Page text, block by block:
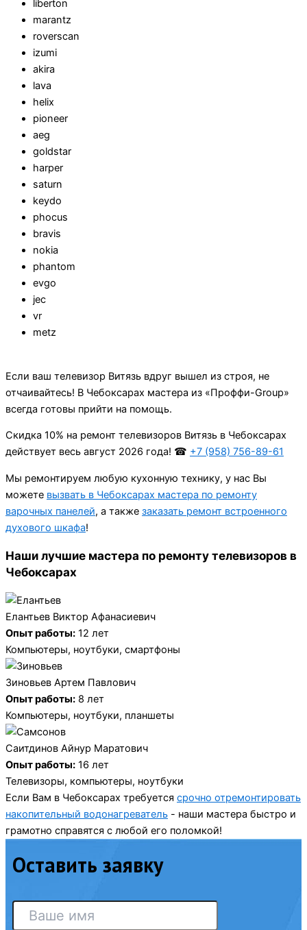
liberton
marantz
roverscan
izumi
akira
lava
helix
pioneer
aeg
goldstar
harper
saturn
keydo
phocus
bravis
nokia
phantom
evgo
jec
vr
metz
Если ваш телевизор Витязь вдруг вышел из строя, не
отчаивайтесь! В Чебоксарах мастера из «Проффи-Group»
всегда готовы прийти на помощь.
Cкидка 10% на ремонт телевизоров Витязь в Чебоксарах
действует весь август 2026 года! ☎ +7 (958) 756-89-61
Мы ремонтируем любую кухонную технику, у нас Вы
можете вызвать в Чебоксарах мастера по ремонту
варочных панелей, а также заказать ремонт встроенного
духового шкафа!
Наши лучшие мастера по ремонту телевизоров в
Чебоксарах
Елантьев Виктор Афанасиевич
Опыт работы: 12 лет
Компьютеры, ноутбуки, смартфоны
Зиновьев Артем Павлович
Опыт работы: 8 лет
Компьютеры, ноутбуки, планшеты
Саитдинов Айнур Маратович
Опыт работы: 16 лет
Телевизоры, компьютеры, ноутбуки
Если Вам в Чебоксарах требуется срочно отремонтировать
накопительный водонагреватель - наши мастера быстро и
грамотно справятся с любой его поломкой!
Оставить заявку